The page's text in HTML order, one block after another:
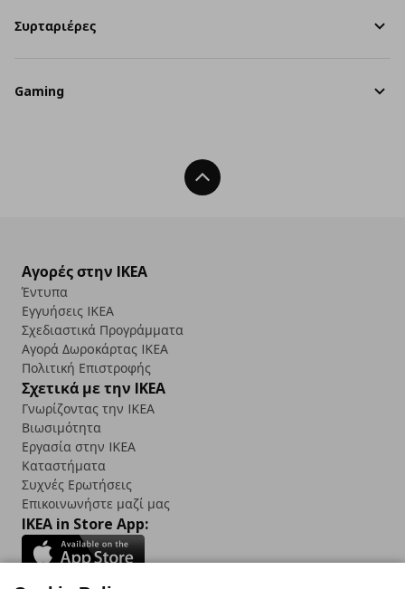
Συρταριέρες
Gaming
Back To Top
Αγορές στην IKEA
Έντυπα
Εγγυήσεις IKEA
Σχεδιαστικά Προγράμματα
Αγορά Δωρoκάρτας IKEA
Πολιτική Επιστροφής
Σχετικά με την IKEA
Γνωρίζοντας την IKEA
Βιωσιμότητα
Εργασία στην IKEA
Καταστήματα
Συχνές Ερωτήσεις
Επικοινωνήστε μαζί μας
IKEA in Store App: